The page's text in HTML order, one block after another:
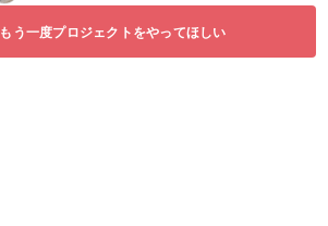
もう一度プロジェクトをやってほしい